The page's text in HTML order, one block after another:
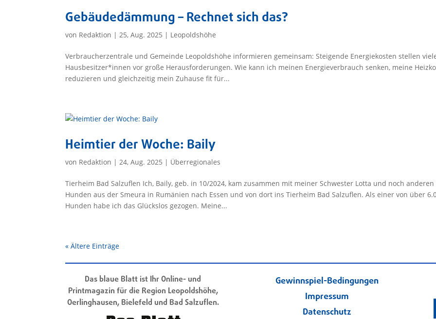
Gebäudedämmung – Rechnet sich das?
von Redaktion |25, Aug. 2025 | Leopoldshöhe
Verbraucherzentrale und Gemeinde Leopoldshöhe informieren gemeinsam: Steigende Energiekosten stellen
Hausbesitzer*innen vor große Herausforderungen. Wie kann ich meinen Energieverbrauch senken, meine
reduzieren und gleichzeitig mein Zuhause fit für...
Heimtier der Woche: Baily
von Redaktion |24, Aug. 2025 | Überregionales
Tierheim Bad Salzuflen Ich, Baily, geb. in 10/2024, kam zusammen mit meiner Schwester Lotta und noch anderen
Hunden aus der Smeura in Rumänien nach Essen und von dort ins Tierheim Bad Salzuflen. Als einer von über
Hunden habe ich das Glückslos gezogen. Meine...
« Ältere Einträge
Das blaue Blatt ist Ihr Online- und
Printmagazin für die Region Leopoldshöhe,
Oerlinghausen, Bielefeld und Bad Salzuflen.
Gewinnspiel-Bedingungen
Impressum
Datenschutz